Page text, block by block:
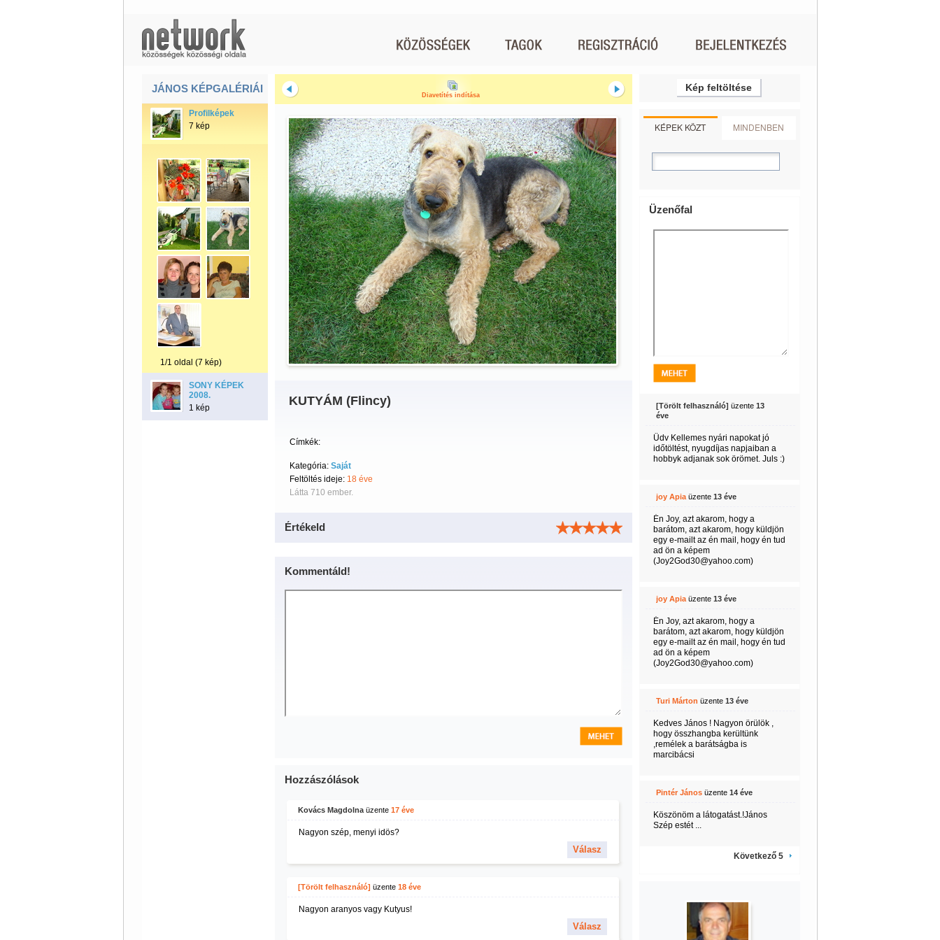
JÁNOS KÉPGALÉRIÁI
Profilképek
7 kép
1/1 oldal (7 kép)
SONY KÉPEK
2008.
1 kép
Diavetítés indítása
KUTYÁM (Flincy)
Címkék:
Kategória: Saját
Feltöltés ideje: 18 éve
Látta 710 ember.
Értékeld
Kommentáld!
Hozzászólások
Kovács Magdolnaüzente 17 éve
Nagyon szép, menyi idös?
Válasz
[Törölt felhasználó] üzente 18 éve
Nagyon aranyos vagy Kutyus!
Válasz
Kép feltöltése
KÉPEK KÖZT MINDENBEN
Üzenőfal
[Törölt felhasználó] üzente 13
éve
Üdv Kellemes nyári napokat jó
időtöltést, nyugdíjas napjaiban a
hobbyk adjanak sok örömet. Juls :)
joy Apia üzente 13 éve
Én Joy, azt akarom, hogy a
barátom, azt akarom, hogy küldjön
egy e-mailt az én mail, hogy én tud
ad ön a képem
(Joy2God30@yahoo.com)
joy Apia üzente 13 éve
Én Joy, azt akarom, hogy a
barátom, azt akarom, hogy küldjön
egy e-mailt az én mail, hogy én tud
ad ön a képem
(Joy2God30@yahoo.com)
Turi Márton üzente 13 éve
Kedves János ! Nagyon örülök ,
hogy összhangba kerültünk
,remélek a barátságba is
marcibácsi
Pintér Jánosüzente 14 éve
Köszönöm a látogatást.!János
Szép estét ...
Következő 5